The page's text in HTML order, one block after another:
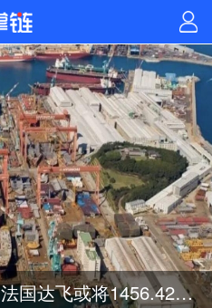
美国对华造船业脱钩：法国达飞或将1456.42亿元投资美国造船业